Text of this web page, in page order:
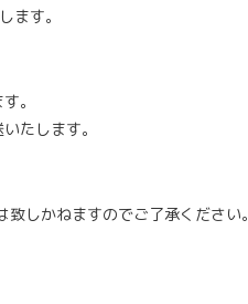
ます。
。
たします。
しかねますのでご了承ください。